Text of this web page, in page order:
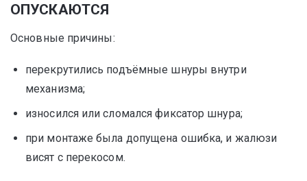
ОПУСКАЮТСЯ
Основные причины:
перекрутились подъёмные шнуры внутри
механизма;
износился или сломался фиксатор шнура;
при монтаже была допущена ошибка, и жалюзи
висят с перекосом.